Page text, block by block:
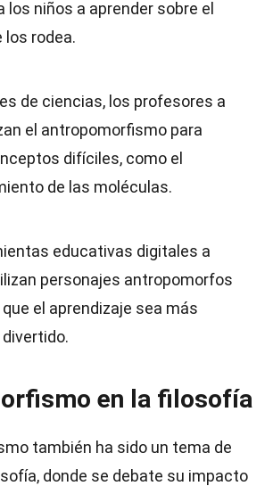
los niños a aprender sobre el
los rodea.
de ciencias, los profesores a
el antropomorfismo para
difíciles, como el
de las moléculas.
educativas digitales a
personajes antropomorfos
el aprendizaje sea más
en la filosofía
también ha sido un tema de
donde se debate su impacto